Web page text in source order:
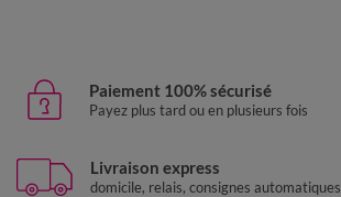
Paiement 100% sécurisé
Payez plus tard ou en plusieurs fois
Livraison express
domicile, relais, consignes automatiques